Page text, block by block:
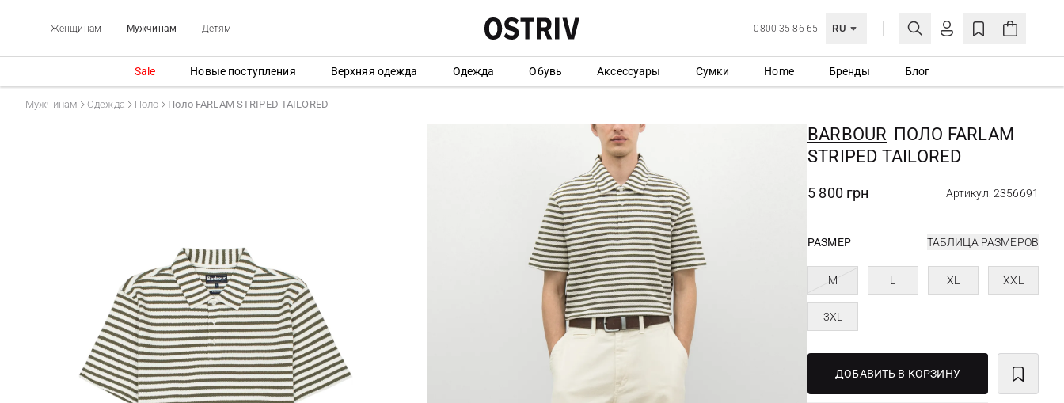
Женщинам Мужчинам Детям 0800 35 86 65 RU
ЛИЧНЫЙ КАБИНЕТ
Еще не зарегистрированы?
СОЗДАТЬ УЧЕТНУЮ ЗАПИСЬ
Sale Новые поступления Верхняя одежда Одежда Обувь Аксессуары Сумки Home Бренды Блог
Мужчинам Одежда Поло Поло FARLAM STRIPED TAILORED
BARBOUR ПОЛО FARLAM
STRIPED TAILORED
5 800 грн Артикул: 2356691
РАЗМЕР ТАБЛИЦА РАЗМЕРОВ
M L XL XXL
3XL
ДОБАВИТЬ В КОРЗИНУ